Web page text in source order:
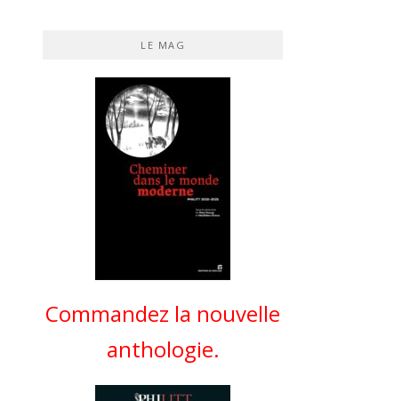
LE MAG
Commandez la nouvelle
anthologie.